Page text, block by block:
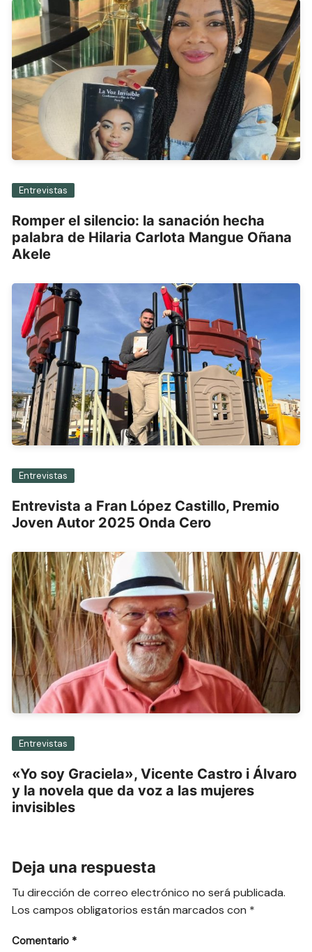
Entrevistas
Romper el silencio: la sanación hecha
palabra de Hilaria Carlota Mangue Oñana
Akele
Entrevistas
Entrevista a Fran López Castillo, Premio
Joven Autor 2025 Onda Cero
Entrevistas
«Yo soy Graciela», Vicente Castro i Álvaro
y la novela que da voz a las mujeres
invisibles
Deja una respuesta
Tu dirección de correo electrónico no será publicada.
Los campos obligatorios están marcados con *
Comentario *